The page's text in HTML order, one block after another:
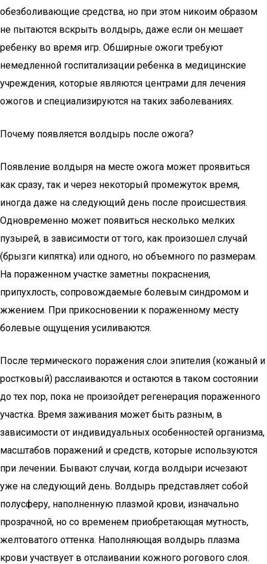
обезболивающие средства, но при этом никоим образом
не пытаются вскрыть волдырь, даже если он мешает
ребенку во время игр. Обширные ожоги требуют
немедленной госпитализации ребенка в медицинские
учреждения, которые являются центрами для лечения
ожогов и специализируются на таких заболеваниях.
Почему появляется волдырь после ожога?
Появление волдыря на месте ожога может проявиться
как сразу, так и через некоторый промежуток время,
иногда даже на следующий день после происшествия.
Одновременно может появиться несколько мелких
пузырей, в зависимости от того, как произошел случай
(брызги кипятка) или одного, но объемного по размерам.
На пораженном участке заметны покраснения,
припухлость, сопровождаемые болевым синдромом и
жжением. При прикосновении к пораженному месту
болевые ощущения усиливаются.
После термического поражения слои эпителия (кожаный и
ростковый) расслаиваются и остаются в таком состоянии
до тех пор, пока не произойдет регенерация пораженного
участка. Время заживания может быть разным, в
зависимости от индивидуальных особенностей организма,
масштабов поражений и средств, которые используются
при лечении. Бывают случаи, когда волдыри исчезают
уже на следующий день. Волдырь представляет собой
полусферу, наполненную плазмой крови, изначально
прозрачной, но со временем приобретающая мутность,
желтоватого оттенка. Наполняющая волдырь плазма
крови участвует в отслаивании кожного рогового слоя.